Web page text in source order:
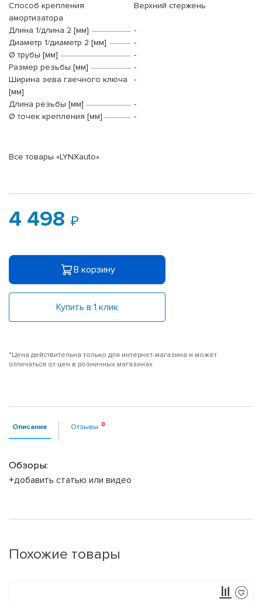
Способ крепления
амортизатора
Верхний стержень
Длина 1/длина 2 [мм]
-
Диаметр 1/диаметр 2 [мм]
-
Ø трубы [мм]
-
Размер резьбы [мм]
-
Ширина зева гаечного ключа
[мм]
-
Длина резьбы [мм]
-
Ø точек крепления [мм]
-
Все товары «LYNXauto»
4 498
В корзину
Купить в 1 клик
*Цена действительна только для интернет-магазина и может
отличаться от цен в розничных магазинах
Описание Отзывы
Обзоры:
+добавить статью или видео
Похожие товары